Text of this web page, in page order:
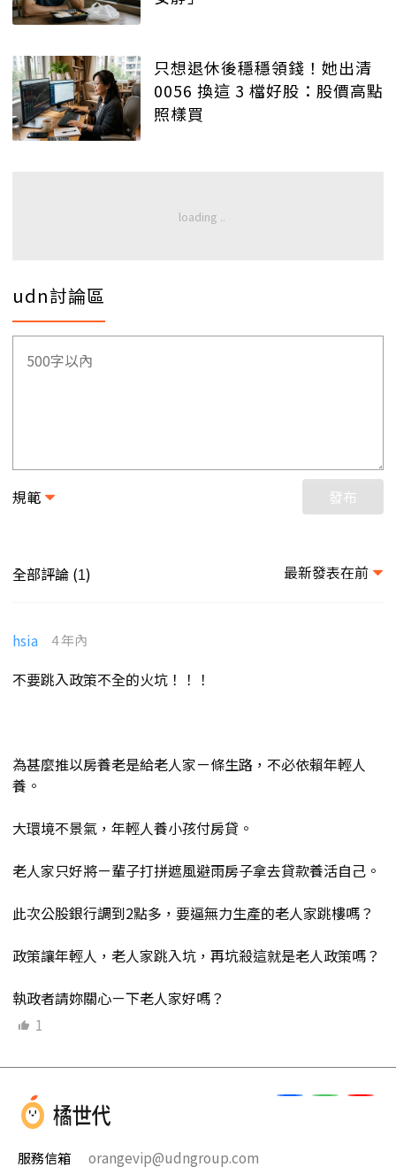
只想退休後穩穩領錢！她出清
0056 換這 3 檔好股：股價高點
照樣買
udn討論區
規範 發布
全部評論 (1) 最新發表在前
hsia 4 年內
不要跳入政策不全的火坑！！！
為甚麼推以房養老是給老人家ㄧ條生路，不必依賴年輕人
養。
大環境不景氣，年輕人養小孩付房貸。
老人家只好將ㄧ輩子打拼遮風避雨房子拿去貸款養活自己。
此次公股銀行調到2點多，要逼無力生產的老人家跳樓嗎？
政策讓年輕人，老人家跳入坑，再坑殺這就是老人政策嗎？
執政者請妳關心ㄧ下老人家好嗎？
1
服務信箱 orangevip@udngroup.com